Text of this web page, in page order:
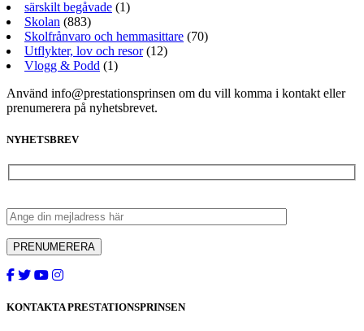
särskilt begåvade (1)
Skolan (883)
Skolfrånvaro och hemmasittare (70)
Utflykter, lov och resor(12)
Vlogg & Podd (1)
Använd info@prestationsprinsen om du vill komma i kontakt eller
prenumerera på nyhetsbrevet.
NYHETSBREV
KONTAKTA PRESTATIONSPRINSEN